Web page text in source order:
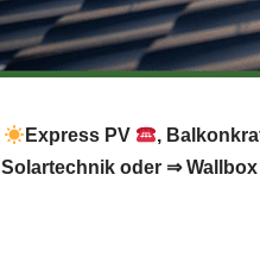
Express PV
,
Solartechnik oder ⇒